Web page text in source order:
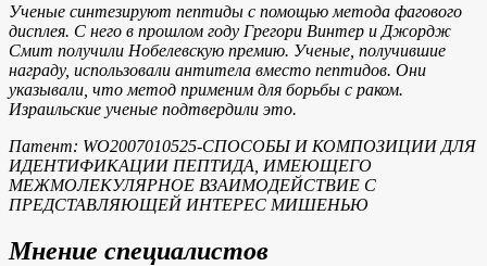
Ученые синтезируют пептиды с помощью метода фагового
дисплея. С него в прошлом году Грегори Винтер и Джордж
Смит получили Нобелевскую премию. Ученые, получившие
награду, использовали антитела вместо пептидов. Они
указывали, что метод применим для борьбы с раком.
Израильские ученые подтвердили это.
Патент: WO2007010525-СПОСОБЫ И КОМПОЗИЦИИ ДЛЯ
ИДЕНТИФИКАЦИИ ПЕПТИДА, ИМЕЮЩЕГО
МЕЖМОЛЕКУЛЯРНОЕ ВЗАИМОДЕЙСТВИЕ C
ПРЕДСТАВЛЯЮЩЕЙ ИНТЕРЕС МИШЕНЬЮ
Мнение специалистов